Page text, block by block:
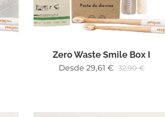
Zero Waste Smile Box I
Desde 29,61 € 32,90€